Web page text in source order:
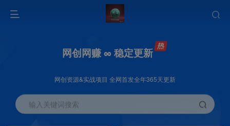
网创网赚 ∞ 稳定更新
网创资源&实战项目 全网首发全年365天更新
输入关键词搜索